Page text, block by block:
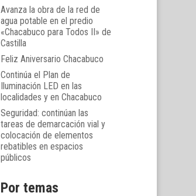
Avanza la obra de la red de
agua potable en el predio
«Chacabuco para Todos II» de
Castilla
Feliz Aniversario Chacabuco
Continúa el Plan de
Iluminación LED en las
localidades y en Chacabuco
Seguridad: continúan las
tareas de demarcación vial y
colocación de elementos
rebatibles en espacios
públicos
Por temas